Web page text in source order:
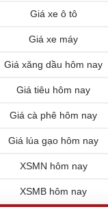
Giá xe ô tô
Giá xe máy
Giá xăng dầu hôm nay
Giá tiêu hôm nay
Giá cà phê hôm nay
Giá lúa gạo hôm nay
XSMN hôm nay
XSMB hôm nay